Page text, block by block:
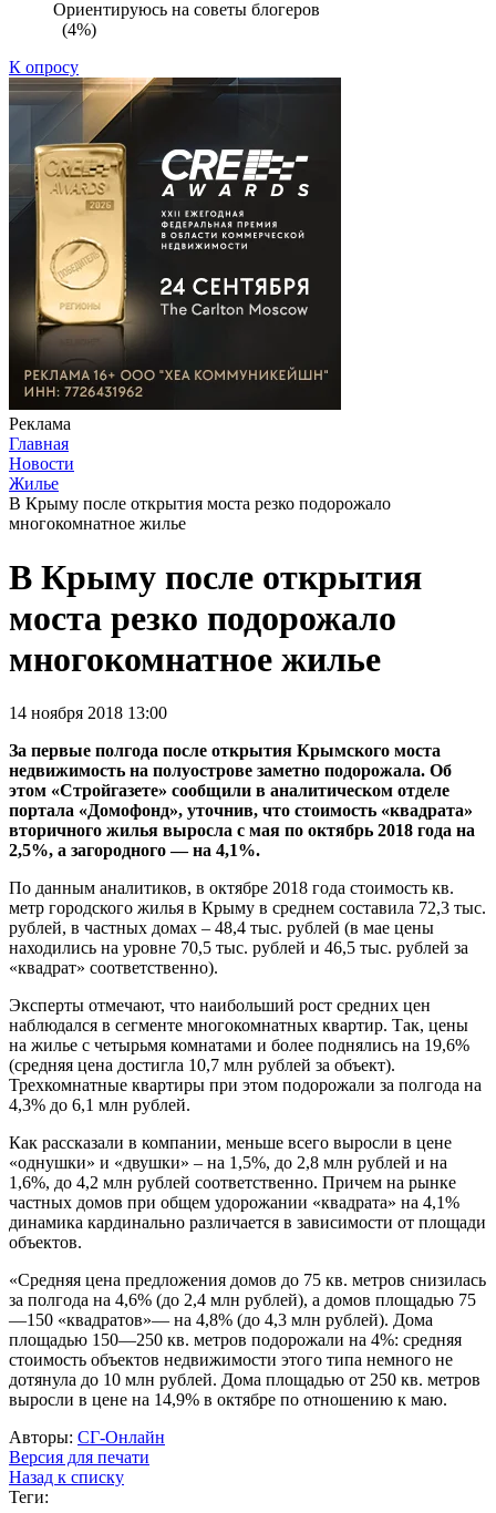
Ориентируюсь на советы блогеров
(4%)
К опросу
Реклама
Главная
Новости
Жилье
В Крыму после открытия моста резко подорожало
многокомнатное жилье
В Крыму после открытия
моста резко подорожало
многокомнатное жилье
14 ноября 2018 13:00
За первые полгода после открытия Крымского моста
недвижимость на полуострове заметно подорожала. Об
этом «Стройгазете» сообщили в аналитическом отделе
портала «Домофонд», уточнив, что стоимость «квадрата»
вторичного жилья выросла с мая по октябрь 2018 года на
2,5%, а загородного — на 4,1%.
По данным аналитиков, в октябре 2018 года стоимость кв.
метр городского жилья в Крыму в среднем составила 72,3 тыс.
рублей, в частных домах – 48,4 тыс. рублей (в мае цены
находились на уровне 70,5 тыс. рублей и 46,5 тыс. рублей за
«квадрат» соответственно).
Эксперты отмечают, что наибольший рост средних цен
наблюдался в сегменте многокомнатных квартир. Так, цены
на жилье с четырьмя комнатами и более поднялись на 19,6%
(средняя цена достигла 10,7 млн рублей за объект).
Трехкомнатные квартиры при этом подорожали за полгода на
4,3% до 6,1 млн рублей.
Как рассказали в компании, меньше всего выросли в цене
«однушки» и «двушки» – на 1,5%, до 2,8 млн рублей и на
1,6%, до 4,2 млн рублей соответственно. Причем на рынке
частных домов при общем удорожании «квадрата» на 4,1%
динамика кардинально различается в зависимости от площади
объектов.
«Средняя цена предложения домов до 75 кв. метров снизилась
за полгода на 4,6% (до 2,4 млн рублей), а домов площадью 75
—150 «квадратов»— на 4,8% (до 4,3 млн рублей). Дома
площадью 150—250 кв. метров подорожали на 4%: средняя
стоимость объектов недвижимости этого типа немного не
дотянула до 10 млн рублей. Дома площадью от 250 кв. метров
выросли в цене на 14,9% в октябре по отношению к маю.
Авторы: СГ-Онлайн
Версия для печати
Назад к списку
Теги: